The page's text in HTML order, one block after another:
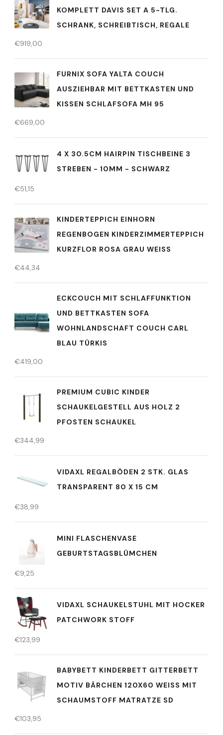
KOMPLETT DAVIS SET A 5-TLG.
SCHRANK, SCHREIBTISCH, REGALE
€919,00
FURNIX SOFA YALTA COUCH
AUSZIEHBAR MIT BETTKASTEN UND
KISSEN SCHLAFSOFA MH 95
€669,00
4 X 30.5CM HAIRPIN TISCHBEINE 3
STREBEN - 10MM - SCHWARZ
€51,15
KINDERTEPPICH EINHORN
REGENBOGEN KINDERZIMMERTEPPICH
KURZFLOR ROSA GRAU WEISS
€44,34
ECKCOUCH MIT SCHLAFFUNKTION
UND BETTKASTEN SOFA
WOHNLANDSCHAFT COUCH CARL
BLAU TÜRKIS
€419,00
PREMIUM CUBIC KINDER
SCHAUKELGESTELL AUS HOLZ 2
PFOSTEN SCHAUKEL
€344,99
VIDAXL REGALBÖDEN 2 STK. GLAS
TRANSPARENT 80 X 15 CM
€38,99
MINI FLASCHENVASE
GEBURTSTAGSBLÜMCHEN
€9,25
VIDAXL SCHAUKELSTUHL MIT HOCKER
PATCHWORK STOFF
€123,99
BABYBETT KINDERBETT GITTERBETT
MOTIV BÄRCHEN 120X60 WEISS MIT S
CHAUMSTOFF MATRATZE SD
€103,95